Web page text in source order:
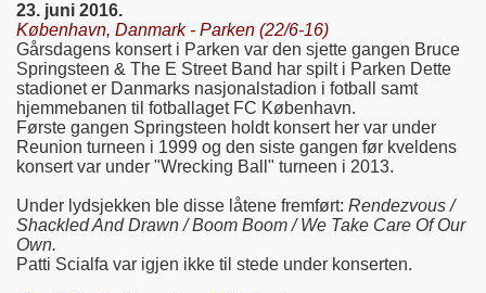
23. juni 2016.
København, Danmark - Parken (22/6-16)
Gårsdagens konsert i Parken var den sjette gangen Bruce
Springsteen & The E Street Band har spilt i Parken Dette
stadionet er Danmarks nasjonalstadion i fotball samt
hjemmebanen til fotballaget FC København.
Første gangen Springsteen holdt konsert her var under
Reunion turneen i 1999 og den siste gangen før kveldens
konsert var under "Wrecking Ball" turneen i 2013.
Under lydsjekken ble disse låtene fremført: Rendezvous /
Shackled And Drawn / Boom Boom / We Take Care Of Our
Own.
Patti Scialfa var igjen ikke til stede under konserten.